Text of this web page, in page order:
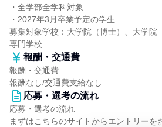
・全学部全学科対象
・2027年3月卒業予定の学生
募集対象学校：大学院（博士）、大学院
専門学校
報酬・交通費
報酬・交通費
報酬なし/交通費支給なし
応募・選考の流れ
応募・選考の流れ
まずはこちらのサイトからエントリーを